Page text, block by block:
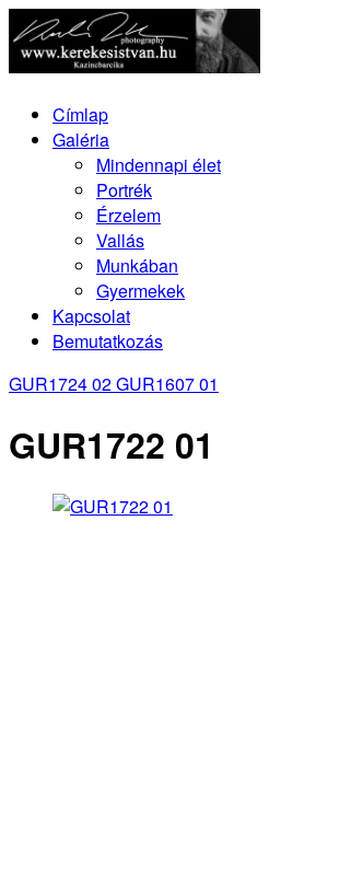
Címlap
Galéria
Mindennapi élet
Portrék
Érzelem
Vallás
Munkában
Gyermekek
Kapcsolat
Bemutatkozás
GUR1724 02GUR1607 01
GUR1722 01